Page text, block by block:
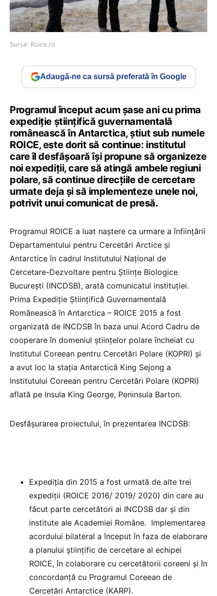
Sursa: Roice.ro
Adaugă-ne ca sursă preferată în Google
Programul început acum șase ani cu prima
expediție științifică guvernamentală
românească în Antarctica, știut sub numele
ROICE, este dorit să continue: institutul
care îl desfășoară își propune să organizeze
noi expediții, care să atingă ambele regiuni
polare, să continue direcțiile de cercetare
urmate deja și să implementeze unele noi,
potrivit unui comunicat de presă.
Programul ROICE a luat naștere ca urmare a înființării
Departamentului pentru Cercetări Arctice și
Antarctice în cadrul Institutului Național de
Cercetare-Dezvoltare pentru Științe Biologice
București (INCDSB), arată comunicatul instituției.
Prima Expediție Științifică Guvernamentală
Românească în Antarctica – ROICE 2015 a fost
organizată de INCDSB în baza unui Acord Cadru de
cooperare în domeniul științelor polare încheiat cu
Institutul Coreean pentru Cercetări Polare (KOPRI) și
a avut loc la stația Antarctică King Sejong a
Institutului Coreean pentru Cercetări Polare (KOPRI)
aflată pe Insula King George, Peninsula Barton.
Desfășurarea proiectului, în prezentarea INCDSB:
Expediția din 2015 a fost urmată de alte trei
expediții (ROICE 2016/ 2019/ 2020) din care au
făcut parte cercetători ai INCDSB dar și din
institute ale Academiei Române. Implementarea
acordului bilateral a început în faza de elaborare
a planului științific de cercetare al echipei
ROICE, în colaborare cu cercetătorii coreeni și în
concordanță cu Programul Coreean de
Cercetări Antarctice (KARP).